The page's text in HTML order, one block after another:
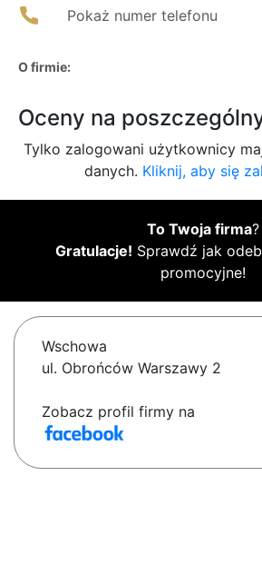
Pokaż numer telefonu
O firmie:
Oceny na
Tylko zalogowani użytkownicy
danych. Kliknij, aby się
To Twoja firma?
Gratulacje! Sprawdź jak
promocyjne!
Wschowa
ul. Obrońców Warszawy 2
Zobacz profil firmy na